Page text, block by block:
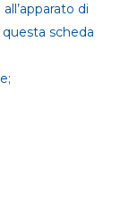
di
questa scheda